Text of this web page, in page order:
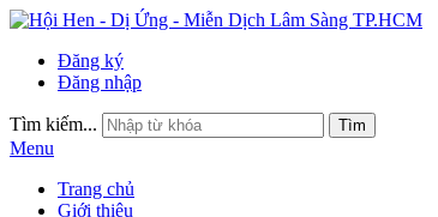
Đăng ký
Đăng nhập
Tìm kiếm... Tìm
Menu
Trang chủ
Giới thiệu